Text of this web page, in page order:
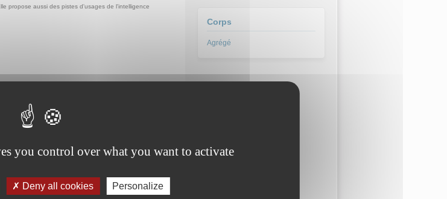
propose aussi des pistes d'usages de l'intelligence
Corps
you control over what you want to activate
Deny all cookies Personalize